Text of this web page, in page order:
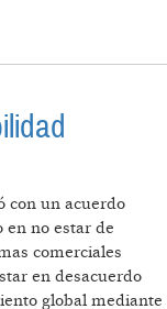
con un acuerdo
en no estar de
comerciales
en desacuerdo
global mediante